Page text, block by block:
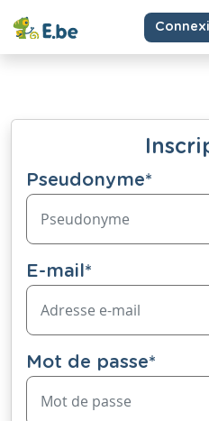
Pseudonyme*
E-mail*
Mot de passe*